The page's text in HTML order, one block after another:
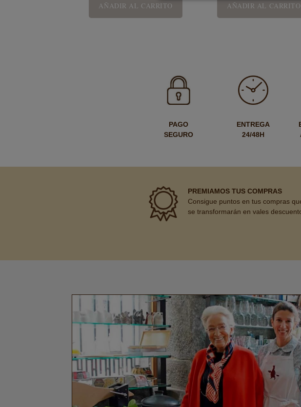
AÑADIR AL CARRITO AÑADIR AL CARRITO
PAGO
SEGURO
ENTREGA
24/48H
PREMIAMOS TUS COMPRAS
Consigue puntos en tus compras
se transformarán en vales